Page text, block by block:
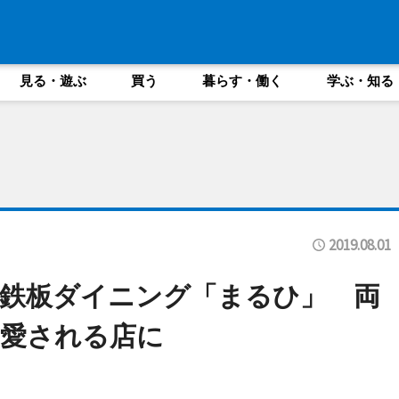
見る・遊ぶ 買う 暮らす・働く 学ぶ・知る
2019.08.01
板ダイニング「まるひ」 両
される店に